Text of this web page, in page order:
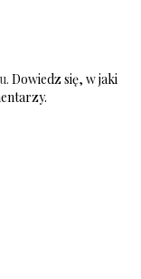
Dowiedz się, w jaki